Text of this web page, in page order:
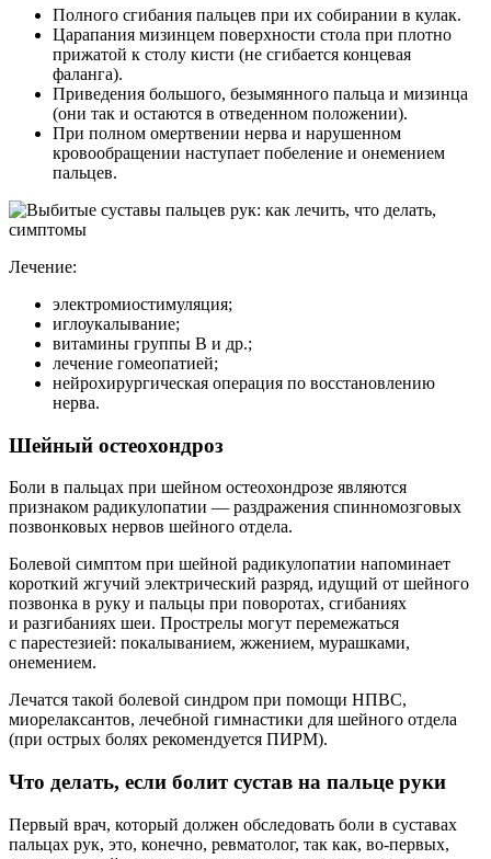
Полного сгибания пальцев при их собирании в кулак.
Царапания мизинцем поверхности стола при плотно
прижатой к столу кисти (не сгибается концевая
фаланга).
Приведения большого, безымянного пальца и мизинца
(они так и остаются в отведенном положении).
При полном омертвении нерва и нарушенном
кровообращении наступает побеление и онемением
пальцев.
Лечение:
электромиостимуляция;
иглоукалывание;
витамины группы В и др.;
лечение гомеопатией;
нейрохирургическая операция по восстановлению
нерва.
Шейный остеохондроз
Боли в пальцах при шейном остеохондрозе являются
признаком радикулопатии — раздражения спинномозговых
позвонковых нервов шейного отдела.
Болевой симптом при шейной радикулопатии напоминает
короткий жгучий электрический разряд, идущий от шейного
позвонка в руку и пальцы при поворотах, сгибаниях
и разгибаниях шеи. Прострелы могут перемежаться
с парестезией: покалыванием, жжением, мурашками,
онемением.
Лечатся такой болевой синдром при помощи НПВС,
миорелаксантов, лечебной гимнастики для шейного отдела
(при острых болях рекомендуется ПИРМ).
Что делать, если болит сустав на пальце руки
Первый врач, который должен обследовать боли в суставах
пальцах рук, это, конечно, ревматолог, так как, во-первых,